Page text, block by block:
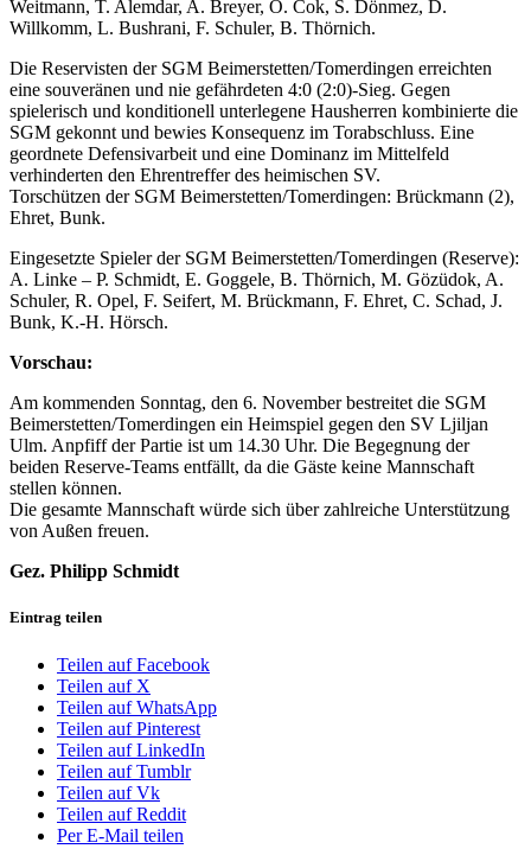
Weitmann, T. Alemdar, A. Breyer, Ö. Cok, S. Dönmez, D.
Willkomm, L. Bushrani, F. Schuler, B. Thörnich.
Die Reservisten der SGM Beimerstetten/Tomerdingen erreichten
eine souveränen und nie gefährdeten 4:0 (2:0)-Sieg. Gegen
spielerisch und konditionell unterlegene Hausherren kombinierte die
SGM gekonnt und bewies Konsequenz im Torabschluss. Eine
geordnete Defensivarbeit und eine Dominanz im Mittelfeld
verhinderten den Ehrentreffer des heimischen SV.
Torschützen der SGM Beimerstetten/Tomerdingen: Brückmann (2),
Ehret, Bunk.
Eingesetzte Spieler der SGM Beimerstetten/Tomerdingen (Reserve):
A. Linke – P. Schmidt, E. Goggele, B. Thörnich, M. Gözüdok, A.
Schuler, R. Opel, F. Seifert, M. Brückmann, F. Ehret, C. Schad, J.
Bunk, K.-H. Hörsch.
Vorschau:
Am kommenden Sonntag, den 6. November bestreitet die SGM
Beimerstetten/Tomerdingen ein Heimspiel gegen den SV Ljiljan
Ulm. Anpfiff der Partie ist um 14.30 Uhr. Die Begegnung der
beiden Reserve-Teams entfällt, da die Gäste keine Mannschaft
stellen können.
Die gesamte Mannschaft würde sich über zahlreiche Unterstützung
von Außen freuen.
Gez. Philipp Schmidt
Eintrag teilen
Teilen auf Facebook
Teilen auf X
Teilen auf WhatsApp
Teilen auf Pinterest
Teilen auf LinkedIn
Teilen auf Tumblr
Teilen auf Vk
Teilen auf Reddit
Per E-Mail teilen